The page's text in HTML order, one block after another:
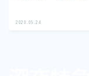
2020.09.24